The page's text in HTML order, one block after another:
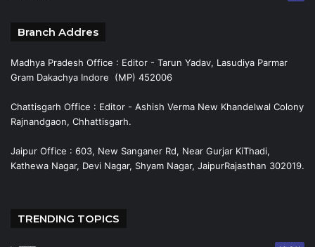
Branch Addres
Madhya Pradesh Office : Editor - Tarun Yadav, Lasudiya Parmar
Gram Dakachya Indore (MP) 452006
Chattisgarh Office : Editor - Ashish Verma New Khandelwal Colony
Rajnandgaon, Chhattisgarh.
Jaipur Office : 603, New Sanganer Rd, Near Gurjar KiThadi,
Kathewa Nagar, Devi Nagar, Shyam Nagar, JaipurRajasthan 302019.
TRENDING TOPICS